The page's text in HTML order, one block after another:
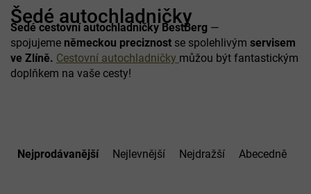
Šedé autochladničky
Šedé cestovní autochladničky BestBerg —
spojujeme německou preciznost se spolehlivým servisem
ve Zlíně. Cestovní autochladničky můžou být fantastickým
doplňkem na vaše cesty!
Nejprodávanější Nejlevnější Nejdražší Abecedně